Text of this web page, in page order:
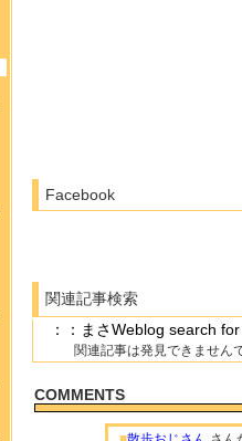
Facebook
関連記事検索
：：まさWeblog search
関連記事は発見できません
COMMENTS